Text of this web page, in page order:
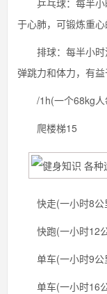
乒乓球：每半小
于心肺，可锻炼重心
排球：每半小时
弹跳力和体力，有益
/1h(一个68kg人
爬楼梯15
快走(一小时8公
快跑(一小时12
单车(一小时9公
单车(一小时16